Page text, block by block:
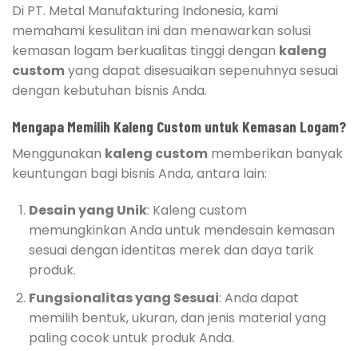
Di PT. Metal Manufakturing Indonesia, kami
memahami kesulitan ini dan menawarkan solusi
kemasan logam berkualitas tinggi dengan kaleng
customyang dapat disesuaikan sepenuhnya sesuai
dengan kebutuhan bisnis Anda.
Mengapa Memilih Kaleng Custom untuk Kemasan Logam?
Menggunakan kaleng custom memberikan banyak
keuntungan bagi bisnis Anda, antara lain:
Desain yang Unik: Kaleng custom
memungkinkan Anda untuk mendesain kemasan
sesuai dengan identitas merek dan daya tarik
produk.
Fungsionalitas yang Sesuai: Anda dapat
memilih bentuk, ukuran, dan jenis material yang
paling cocok untuk produk Anda.